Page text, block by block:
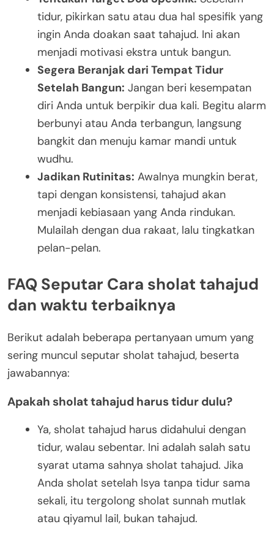
tidur, pikirkan satu atau dua hal spesifik yang
ingin Anda doakan saat tahajud. Ini akan
menjadi motivasi ekstra untuk bangun.
Segera Beranjak dari Tempat Tidur
Setelah Bangun: Jangan beri kesempatan
diri Anda untuk berpikir dua kali. Begitu alarm
berbunyi atau Anda terbangun, langsung
bangkit dan menuju kamar mandi untuk
wudhu.
Jadikan Rutinitas: Awalnya mungkin berat,
tapi dengan konsistensi, tahajud akan
menjadi kebiasaan yang Anda rindukan.
Mulailah dengan dua rakaat, lalu tingkatkan
pelan-pelan.
FAQ Seputar Cara sholat tahajud
dan waktu terbaiknya
Berikut adalah beberapa pertanyaan umum yang
sering muncul seputar sholat tahajud, beserta
jawabannya:
Apakah sholat tahajud harus tidur dulu?
Ya, sholat tahajud harus didahului dengan
tidur, walau sebentar. Ini adalah salah satu
syarat utama sahnya sholat tahajud. Jika
Anda sholat setelah Isya tanpa tidur sama
sekali, itu tergolong sholat sunnah mutlak
atau qiyamul lail, bukan tahajud.